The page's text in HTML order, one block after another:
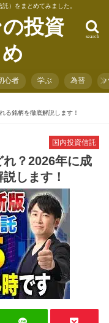
）をまとめてみました。
投資
search
心者 学ぶ 為替
る銘柄を徹底解説します！
国内投資信託
？2026年に成
します！